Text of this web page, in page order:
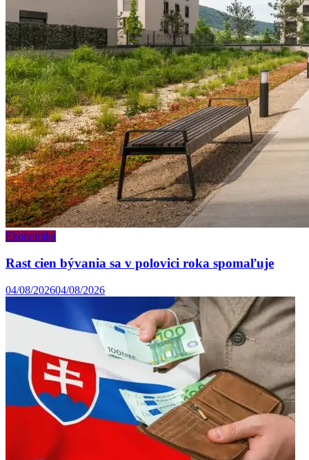
Ekonomika
Rast cien bývania sa v polovici roka spomaľuje
04/08/202604/08/2026